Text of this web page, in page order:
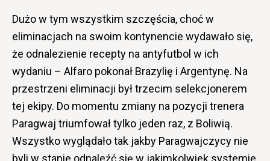
Dużo w tym wszystkim szczęścia, choć w
eliminacjach na swoim kontynencie wydawało się,
że odnalezienie recepty na antyfutbol w ich
wydaniu – Alfaro pokonał Brazylię i Argentynę. Na
przestrzeni eliminacji był trzecim selekcjonerem
tej ekipy. Do momentu zmiany na pozycji trenera
Paragwaj triumfował tylko jeden raz, z Boliwią.
Wszystko wyglądało tak jakby Paragwajczycy nie